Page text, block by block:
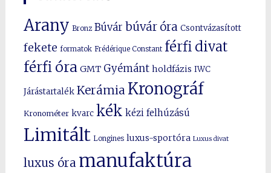
Arany Bronz Búvár búvár óra Csontvázasított
fekete formatok Frédérique Constant férfi divat
férfi óra GMT Gyémánt holdfázis IWC
Járástartalék Kerámia Kronográf
Kronométer kvarc kék kézi felhúzású
Limitált Longines luxus-sportóra Luxus divat
luxus óra manufaktúra